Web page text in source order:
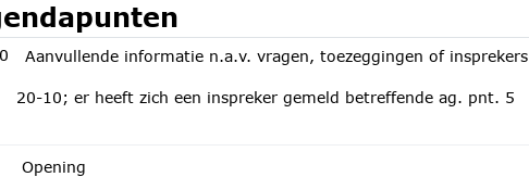
Aanvullende informatie n.a.v. vragen, toezeggingen of insprekers
20-10; er heeft zich een inspreker gemeld betreffende ag. pnt. 5
Opening